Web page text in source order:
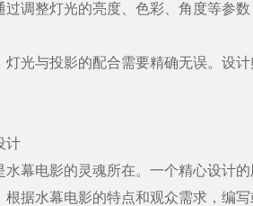
整灯光的亮度、色彩、角度等参数
与投影的配合需要精确无误。设计
计
电影的灵魂所在。一个精心设计的
水幕电影的特点和观众需求，编写